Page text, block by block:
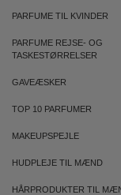
PARFUME TIL KVINDER
PARFUME REJSE- OG
TASKESTØRRELSER
GAVEÆSKER
TOP 10 PARFUMER
MAKEUPSPEJLE
HUDPLEJE TIL MÆND
HÅRPRODUKTER TIL